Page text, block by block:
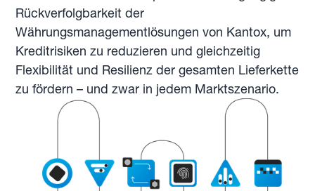
Rückverfolgbarkeit der
Währungsmanagementlösungen von Kantox, um
Kreditrisiken zu reduzieren und gleichzeitig
Flexibilität und Resilienz der gesamten Lieferkette
zu fördern – und zwar in jedem Marktszenario.